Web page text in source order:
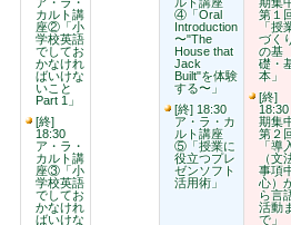
カルト講
座②「小
学校英語
でしてお
かなけれ
ばいけな
いこと
Part 1」
[終]
18:30
ア・ラ・
カルト講
座③「小
学校英語
でしてお
かなけれ
ばいけな
④「Oral
Introduction
〜"The
House that
Jack
Built"を体験
する〜」
[終] 18:30
ア・ラ・カ
ルト講座
⑤「授業に
役立つプレ
ゼンソフト
活用術」
第１
「授
づく
の基
礎・
本」
[終]
期集
第２
「導
（文
事項
心）
ら言
活動
で」